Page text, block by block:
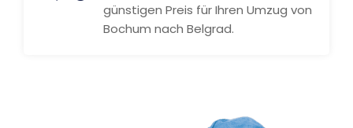
günstigen Preis für Ihren Umzug von
Bochum nach Belgrad.